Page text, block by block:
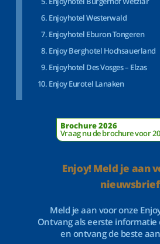
Enjoyhotel Westerwald
Enjoyhotel Eburon Tongeren
Enjoy Berghotel Hochsauerland
Enjoyhotel Des Vosges – Elzas
Enjoy Eurotel Lanaken
Brochure 2026
Vraag nu de brochure voor
Enjoy! Meld je aan
Meld je aan voor onze
Ontvang als eerste informatie
en ontvang de beste